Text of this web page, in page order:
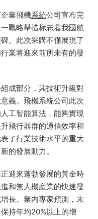
業飛機系統公司宣布完
戰略舉措标志着我國航
。此次采購不僅展現了
業将迎來前所未有的發
成部分，其技術升級對
義。飛機系統公司此次
工智能算法，能夠實現
飛行器群的通信效率和
了行業技術水平的重大
的發展動力。
迎來蓬勃發展的黃金時
和無人機産業的快速發
長。業内專家預測，未
持年均20%以上的增